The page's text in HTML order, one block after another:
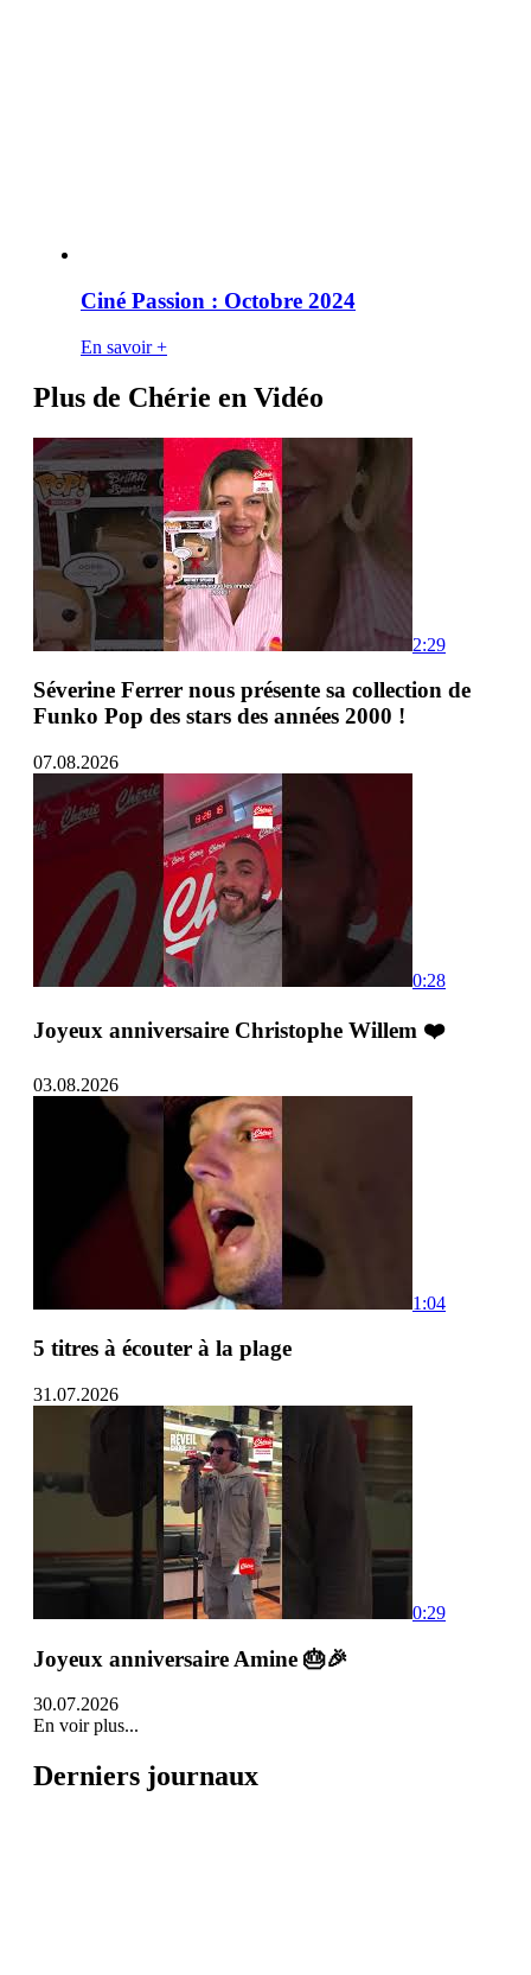
Ciné Passion : Octobre 2024
En savoir +
Plus de Chérie en Vidéo
2:29
Séverine Ferrer nous présente sa collection de
Funko Pop des stars des années 2000 !
07.08.2026
0:28
Joyeux anniversaire Christophe Willem ❤️
03.08.2026
1:04
5 titres à écouter à la plage
31.07.2026
0:29
Joyeux anniversaire Amine 🎂🎉
30.07.2026
En voir plus...
Derniers journaux